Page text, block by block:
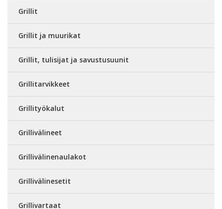
Grillit
Grillit ja muurikat
Grillit, tulisijat ja savustusuunit
Grillitarvikkeet
Grillityökalut
Grillivälineet
Grillivälinenaulakot
Grillivälinesetit
Grillivartaat